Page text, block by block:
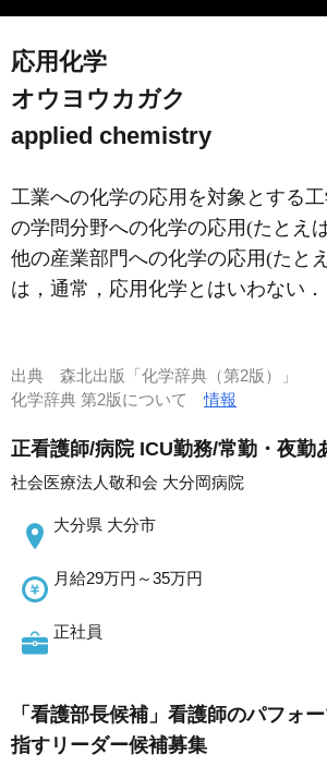
応用化学
オウヨウカガク
applied chemistry
工業への化学の応用を対象とする
の学問分野への化学の応用(たとえ
他の産業部門への化学の応用(たと
は，通常，応用化学とはいわない．
出典 森北出版「化学辞典（第2版）」
化学辞典 第2版について情報
正看護師/病院 ICU勤務/常勤・夜勤
社会医療法人敬和会 大分岡病院
大分県 大分市
月給29万円～35万円
正社員
「看護部長候補」看護師のパフォ
指すリーダー候補募集